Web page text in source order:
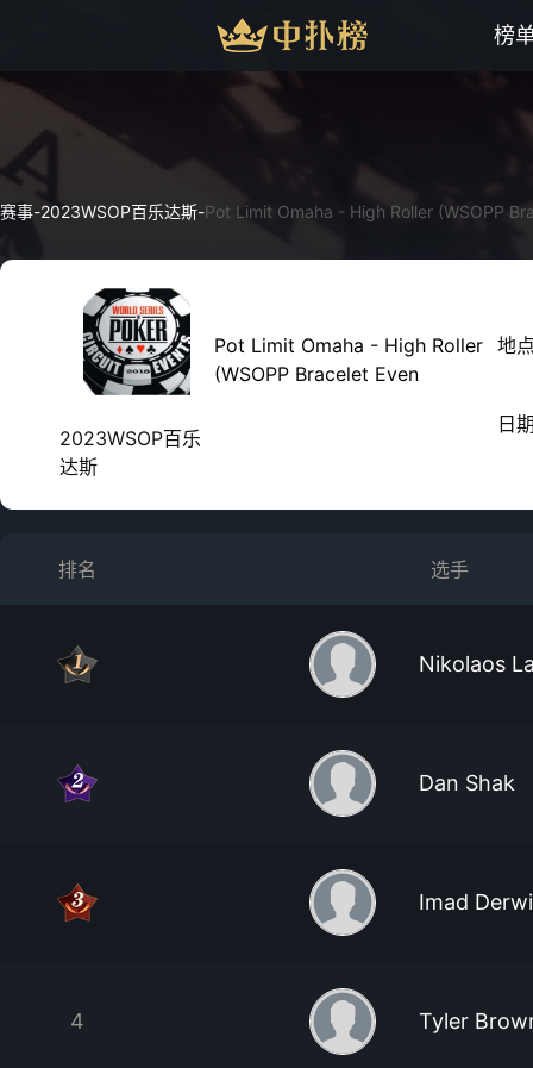
榜
赛事-2023WSOP百乐达斯-Pot Limit Omaha - High Roller (WSOPP
2023WSOP百乐
达斯
Pot Limit Omaha - High Roller
(WSOPP Bracelet Even
地
日
排名 选手
Nikolaos
Dan Shak
Imad
4 Tyler